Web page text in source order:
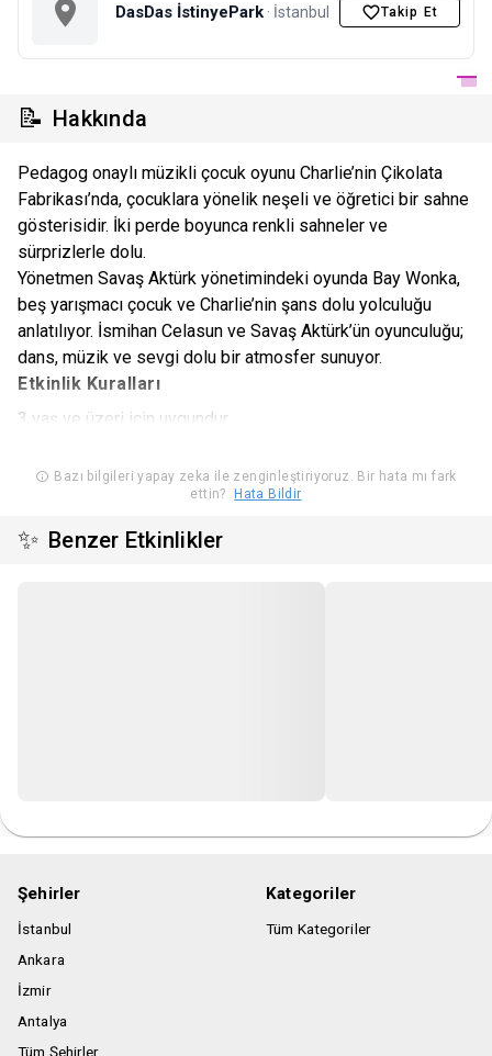
DasDas İstinyePark · İstanbul Takip Et
📝 Hakkında
Pedagog onaylı müzikli çocuk oyunu Charlie’nin Çikolata
Fabrikası’nda, çocuklara yönelik neşeli ve öğretici bir sahne
gösterisidir. İki perde boyunca renkli sahneler ve
sürprizlerle dolu.
Yönetmen Savaş Aktürk yönetimindeki oyunda Bay Wonka,
beş yarışmacı çocuk ve Charlie’nin şans dolu yolculuğu
anlatılıyor. İsmihan Celasun ve Savaş Aktürk’ün oyunculuğu;
dans, müzik ve sevgi dolu bir atmosfer sunuyor.
Etkinlik Kuralları
3 yaş ve üzeri için uygundur.
salona giriş yapan izleyicilerin salonu terk etmeleri halinde
yeniden girişlerine izin verilmeyecektir.
değişiklik yapma hakkı saklıdır.
Bazı bilgileri yapay zeka ile zenginleştiriyoruz. Bir hata mı fark
ettin?
Hata Bildir
✨ Benzer Etkinlikler
Şehirler
İstanbul
Ankara
İzmir
Antalya
Tüm Şehirler
Kategoriler
Tüm Kategoriler